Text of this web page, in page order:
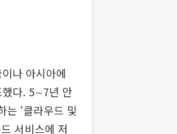
나 아시아에
했다. 5∼7년 안
‘클라우드 및
서비스에 저